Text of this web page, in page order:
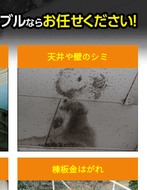
天井や壁のシミ
棟板金はがれ